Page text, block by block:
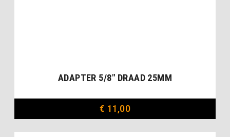
ADAPTER 5/8″ DRAAD 25MM
€ 11,00